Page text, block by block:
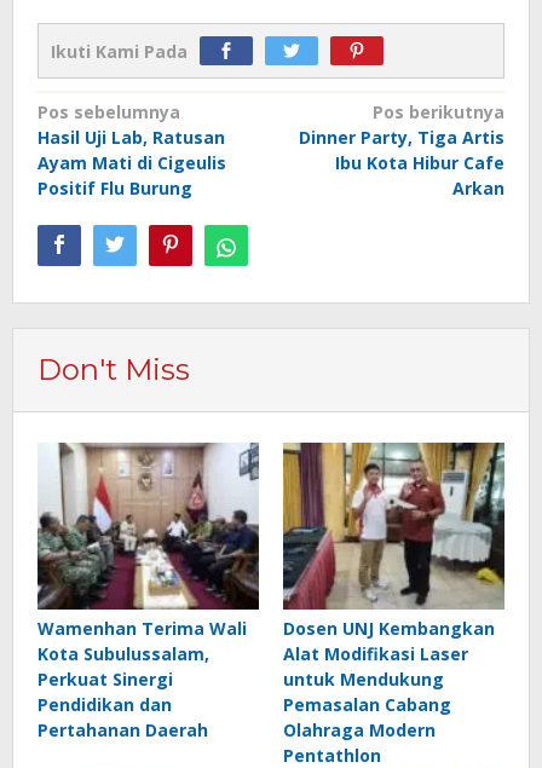
Ikuti Kami Pada
Navigasi
pos
Pos sebelumnya
Hasil Uji Lab, Ratusan
Ayam Mati di Cigeulis
Positif Flu Burung
Pos berikutnya
Dinner Party, Tiga Artis
Ibu Kota Hibur Cafe
Arkan
Don't Miss
Wamenhan Terima Wali
Kota Subulussalam,
Perkuat Sinergi
Pendidikan dan
Pertahanan Daerah
Dosen UNJ Kembangkan
Alat Modifikasi Laser
untuk Mendukung
Pemasalan Cabang
Olahraga Modern
Pentathlon